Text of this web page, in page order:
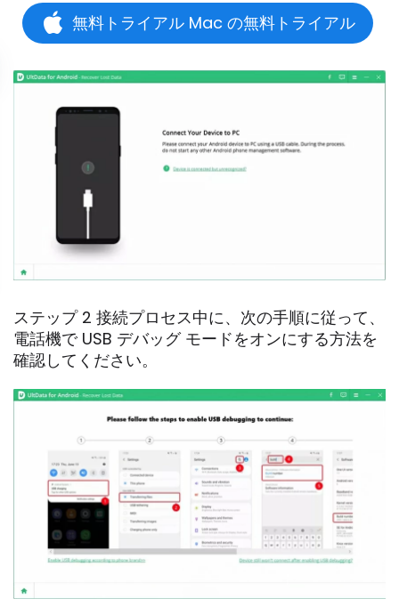
無料トライアル Mac の無料トライアル
ステップ 2 接続プロセス中に、次の手順に従って、
電話機で USB デバッグ モードをオンにする方法を
確認してください。